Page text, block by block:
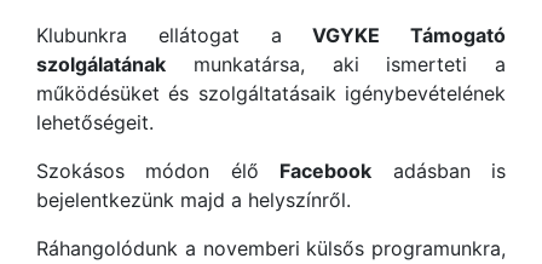
Klubunkra ellátogat aVGYKE Támogató
szolgálatának munkatársa, aki ismerteti a
működésüket és szolgáltatásaik igénybevételének
lehetőségeit.
Szokásos módon élő Facebook adásban is
bejelentkezünk majd a helyszínről.
Ráhangolódunk a novemberi külsős programunkra,